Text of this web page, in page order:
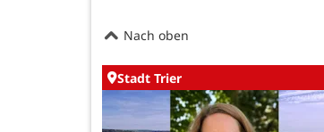
Nach oben
Stadt Trier